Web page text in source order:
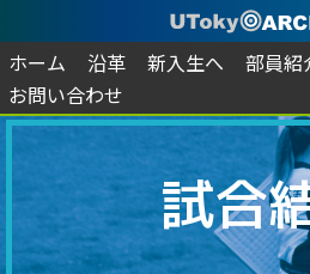
ホーム 沿革 新入生へ 部員紹
お問い合わせ
試合